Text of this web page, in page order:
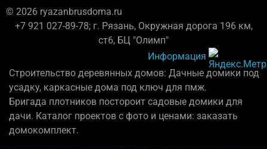
© 2026 ryazanbrusdoma.ru
+7 921 027-89-78; г. Рязань, Окружная дорога 196 км,
ст6, БЦ "Олимп"
Информация
Строительство деревянных домов: Дачные домики под
усадку, каркасные дома под ключ для пмж.
Бригада плотников постороит садовые домики для
дачи. Каталог проектов с фото и ценами: заказать
домокомплект.